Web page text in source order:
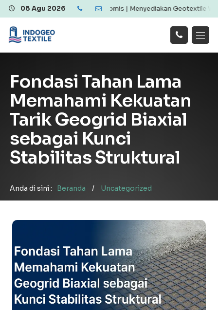
08 Agu 2026
Berkualitas dan Ekonomis | Menyediakan Geotextile Woven &
Tentang Kami
Layanan
Hubungi
!
Fondasi Tahan Lama
Memahami Kekuatan
Tarik Geogrid Biaxial
sebagai Kunci
Stabilitas Struktural
Anda di sini : Beranda / Uncategorized